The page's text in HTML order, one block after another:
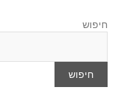
חיפוש
חיפוש